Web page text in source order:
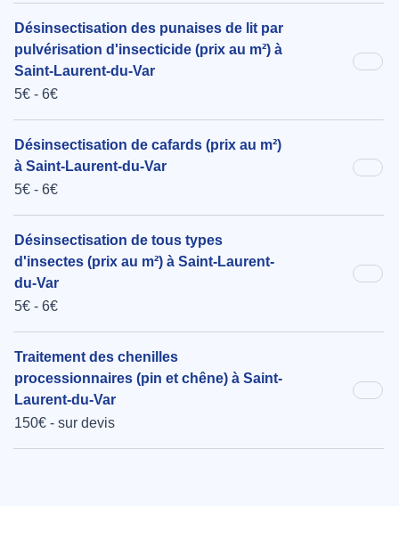
Désinsectisation des punaises de lit par
pulvérisation d'insecticide (prix au m²) à
Saint-Laurent-du-Var
5€ - 6€
Désinsectisation de cafards (prix au m²)
à Saint-Laurent-du-Var
5€ - 6€
Désinsectisation de tous types
d'insectes (prix au m²) à Saint-Laurent-
du-Var
5€ - 6€
Traitement des chenilles
processionnaires (pin et chêne) à Saint-
Laurent-du-Var
150€ - sur devis